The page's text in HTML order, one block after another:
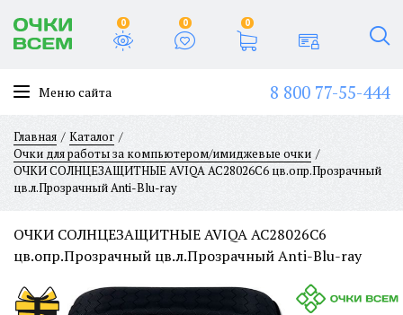
0 0 0
Меню сайта 8 800 77-55-444
Главная
Каталог
Очки для работы за компьютером/имиджевые очки
ОЧКИ СОЛНЦЕЗАЩИТНЫЕ AVIQA AC28026C6 цв.опр.Прозрачный
цв.л.Прозрачный Anti-Blu-ray
ОЧКИ СОЛНЦЕЗАЩИТНЫЕ AVIQA AC28026C6
цв.опр.Прозрачный цв.л.Прозрачный Anti-Blu-ray